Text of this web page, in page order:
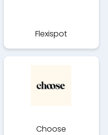
Flexispot
Choose